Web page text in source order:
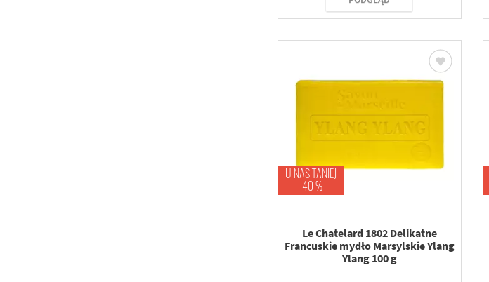
U NAS TANIEJ
-40 %
Le Chatelard 1802 Delikatne
Francuskie mydło Marsylskie Ylang
Ylang 100 g